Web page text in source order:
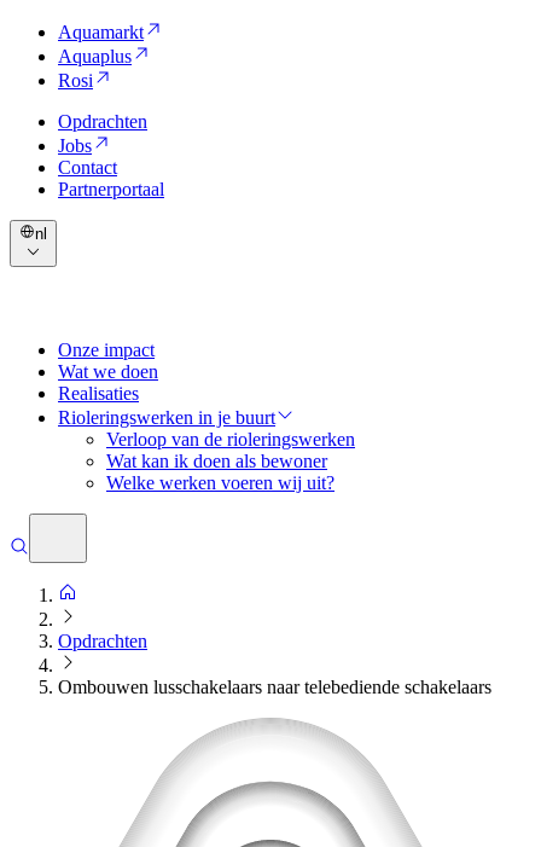
Aquamarkt
Aquaplus
Rosi
Opdrachten
Jobs
Contact
Partnerportaal
nl
Onze impact
Wat we doen
Realisaties
Rioleringswerken in je buurt
Verloop van de rioleringswerken
Wat kan ik doen als bewoner
Welke werken voeren wij uit?
Opdrachten
Ombouwen lusschakelaars naar telebediende schakelaars